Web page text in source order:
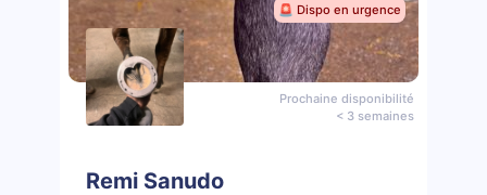
🚨 Dispo en urgence
Prochaine disponibilité
< 3 semaines
Remi Sanudo